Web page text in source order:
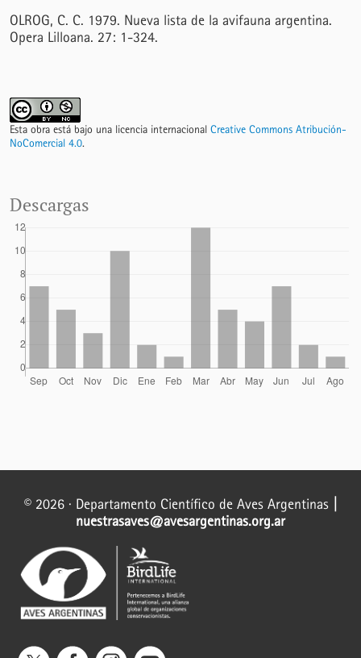
OLROG, C. C. 1979. Nueva lista de la avifauna argentina.
Opera Lilloana. 27: 1-324.
Esta obra está bajo una licencia internacional Creative Commons Atribución-
NoComercial 4.0.
Descargas
© 2026 · Departamento Científico de Aves Argentinas
nuestrasaves@avesargentinas.org.ar